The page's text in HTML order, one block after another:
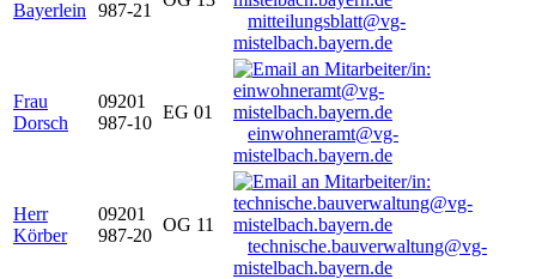
Bayerlein
987-21
mitteilungsblatt@vg-
mistelbach.bayern.de
Frau
Dorsch
09201
987-10
EG 01
einwohneramt@vg-
mistelbach.bayern.de
Herr
Körber
09201
987-20
OG 11
technische.bauverwaltung@vg-
mistelbach.bayern.de